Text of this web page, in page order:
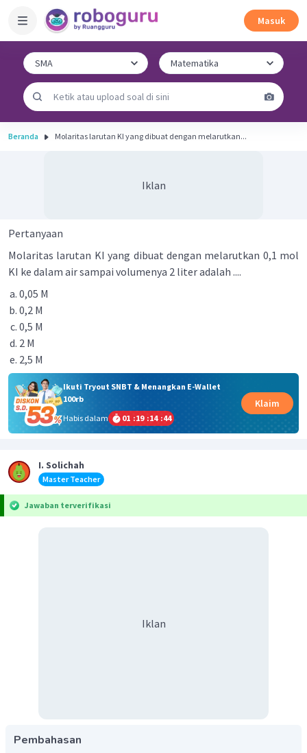
Masuk
Beranda Molaritas larutan KI yang dibuat dengan melarutkan...
Iklan
Pertanyaan
Molaritas larutan KI yang dibuat dengan melarutkan 0,1 mol
KI ke dalam air sampai volumenya 2 liter adalah ....
0,05 M
0,2 M
0,5 M
2 M
2,5 M
Ikuti Tryout SNBT & Menangkan E-Wallet
100rb
Habis dalam
01 :19 :14 :43
Klaim
I. Solichah
Master Teacher
Jawaban terverifikasi
Iklan
Pembahasan